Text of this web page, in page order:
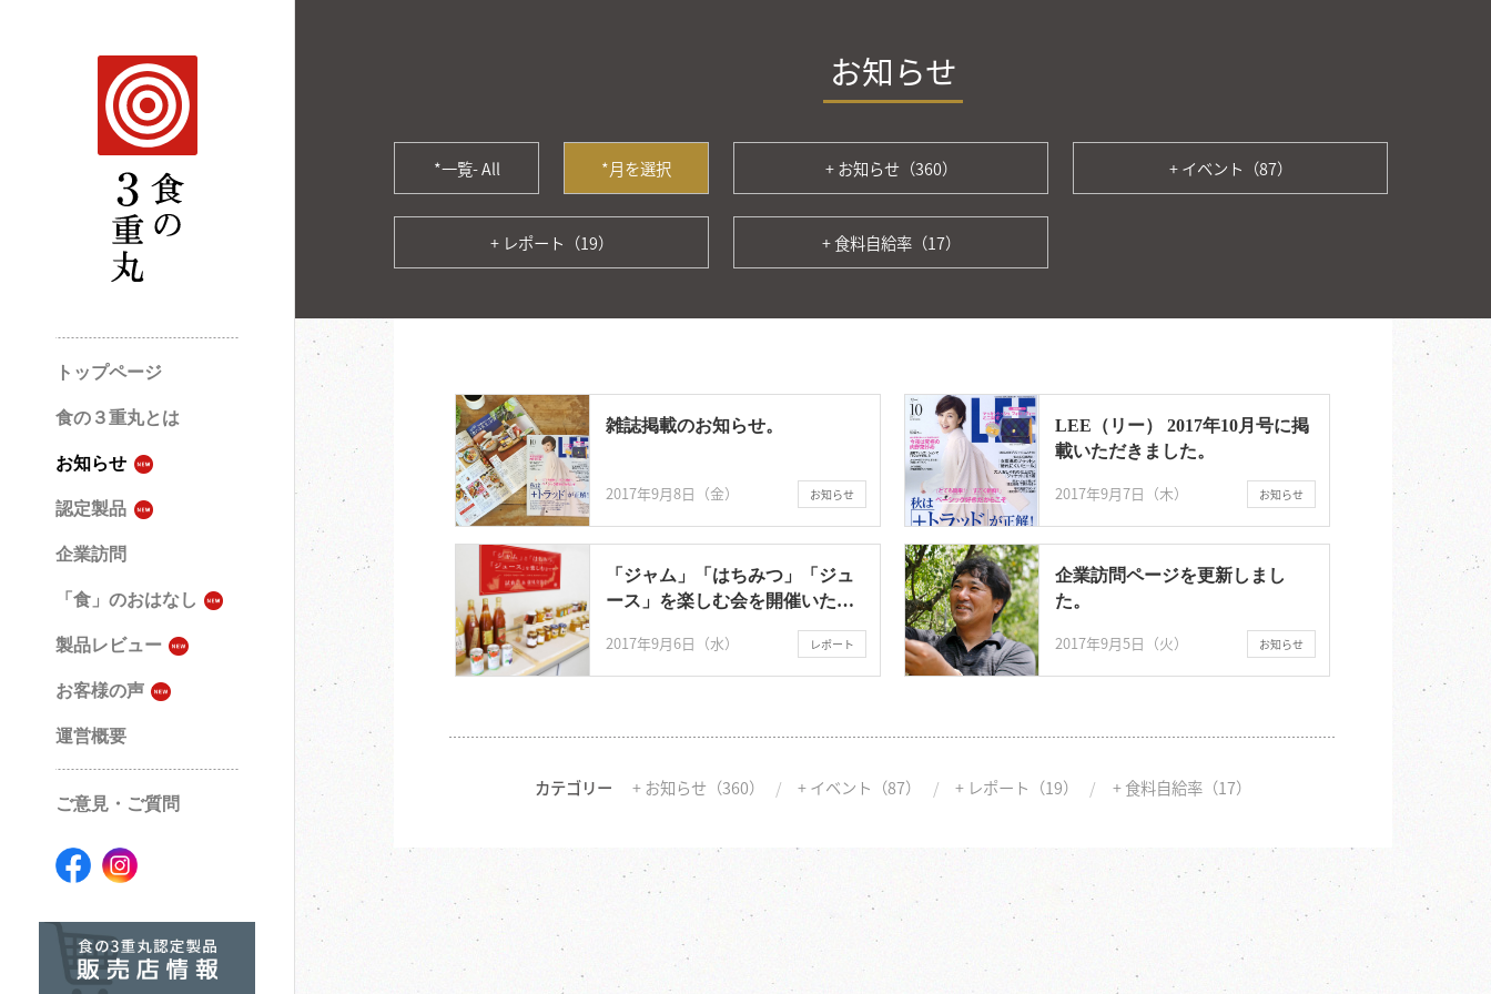
トップページ
食の３重丸とは
お知らせ
認定製品
企業訪問
「食」のおはなし
製品レビュー
お客様の声
運営概要
ご意見・ご質問
お知らせ
*一覧- All *月を選択 + お知らせ（360） + イベント（87）
+ レポート（19） + 食料自給率（17）
雑誌掲載のお知らせ。
2017年9月8日（金） お知らせ
LEE（リー） 2017年10月号に掲
載いただきました。
2017年9月7日（木） お知らせ
「ジャム」「はちみつ」「ジュ
ース」を楽しむ会を開催いたし
2017年9月6日（水） レポート
企業訪問ページを更新しまし
た。
2017年9月5日（火） お知らせ
カテゴリー + お知らせ（360） + イベント（87） + レポート（19） + 食料自給率（17）